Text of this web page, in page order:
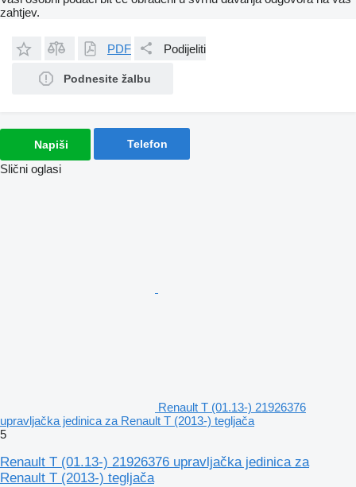
zahtjev.
PDF Podijeliti
Podnesite žalbu
Napiši Telefon
Slični oglasi
Renault T (01.13-) 21926376
upravljačka jedinica za Renault T (2013-) tegljača
5
Renault T (01.13-) 21926376 upravljačka jedinica za
Renault T (2013-) tegljača